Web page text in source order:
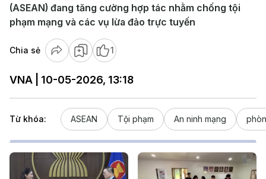
(ASEAN) đang tăng cường hợp tác nhằm chống tội
phạm mạng và các vụ lừa đảo trực tuyến
Chia sẻ 1
VNA | 10-05-2026, 13:18
Từ khóa: ASEAN Tội phạm An ninh mạng